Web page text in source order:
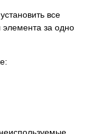
все
элемента за одно